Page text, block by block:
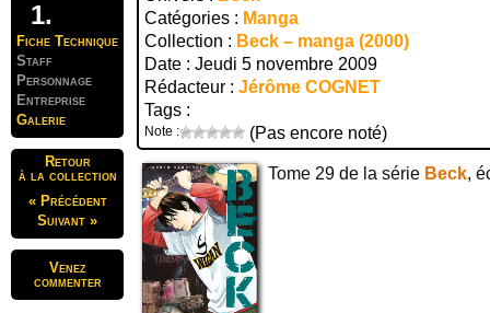
Fiche Technique
Staff
Personnage
Entreprise
Galerie
Retour
à la collection
« Précédent
Suivant »
Venez
commenter
Catégories : Manga
Collection : Beck – manga (2000)
Date : Jeudi 5 novembre 2009
Rédacteur : Jérôme COGNET
Tags :
Note : (Pas encore noté)
Tome 29 de la série Beck,